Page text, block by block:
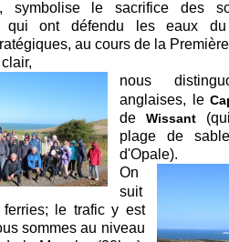
symbolise le sacrifice des
qui ont défendu les eaux
au cours de la
nous
anglaises, le
deWissant
plage de
d'Opale).
On
suit
ferries; le trafic y est
sommes au niveau